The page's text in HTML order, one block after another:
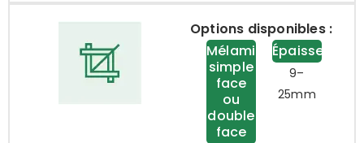
Options disponibles :
Mélamine
simple
face
ou
double
face
Épaisseur
9–
25mm